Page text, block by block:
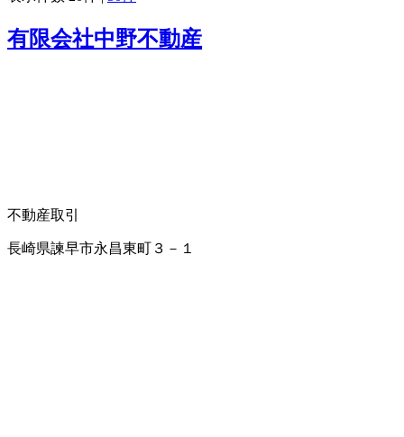
有限会社中野不動産
不動産取引
長崎県諫早市永昌東町３－１